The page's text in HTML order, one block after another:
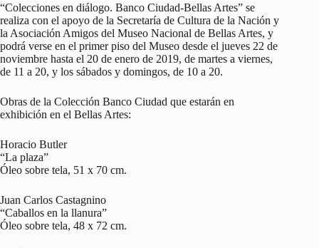
“Colecciones en diálogo. Banco Ciudad-Bellas Artes” se
realiza con el apoyo de la Secretaría de Cultura de la Nación y
la Asociación Amigos del Museo Nacional de Bellas Artes, y
podrá verse en el primer piso del Museo desde el jueves 22 de
noviembre hasta el 20 de enero de 2019, de martes a viernes,
de 11 a 20, y los sábados y domingos, de 10 a 20.
Obras de la Colección Banco Ciudad que estarán en
exhibición en el Bellas Artes:
Horacio Butler
“La plaza”
Óleo sobre tela, 51 x 70 cm.
Juan Carlos Castagnino
“Caballos en la llanura”
Óleo sobre tela, 48 x 72 cm.